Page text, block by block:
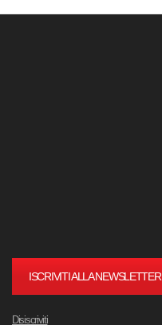
ISCRIVITI ALLA NEWSLETTER
Disiscriviti